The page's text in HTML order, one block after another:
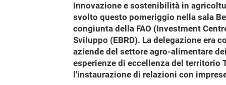
Innovazione e sostenibilità in
svolto questo pomeriggio nella sala
congiunta della FAO (Investment
Sviluppo (EBRD). La delegazione era
aziende del settore agro-alimentare
esperienze di eccellenza del territorio
l'instaurazione di relazioni con